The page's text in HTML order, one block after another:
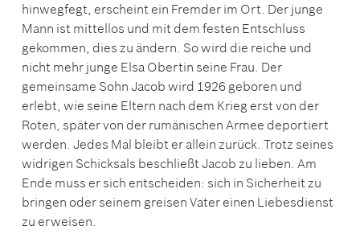
hinwegfegt, erscheint ein Fremder im Ort. Der junge
Mann ist mittellos und mit dem festen Entschluss
gekommen, dies zu ändern. So wird die reiche und
nicht mehr junge Elsa Obertin seine Frau. Der
gemeinsame Sohn Jacob wird 1926 geboren und
erlebt, wie seine Eltern nach dem Krieg erst von der
Roten, später von der rumänischen Armee deportiert
werden. Jedes Mal bleibt er allein zurück. Trotz seines
widrigen Schicksals beschließt Jacob zu lieben. Am
Ende muss er sich entscheiden: sich in Sicherheit zu
bringen oder seinem greisen Vater einen Liebesdienst
zu erweisen.